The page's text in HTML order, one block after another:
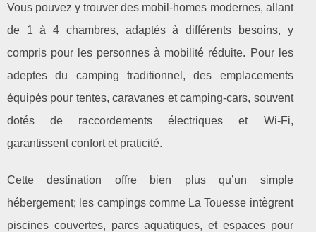
Vous pouvez y trouver des mobil-homes modernes, allant
de 1 à 4 chambres, adaptés à différents besoins, y
compris pour les personnes à mobilité réduite. Pour les
adeptes du camping traditionnel, des emplacements
équipés pour tentes, caravanes et camping-cars, souvent
dotés de raccordements électriques et Wi-Fi,
garantissent confort et praticité.
Cette destination offre bien plus qu’un simple
hébergement; les campings comme La Touesse intègrent
piscines couvertes, parcs aquatiques, et espaces pour